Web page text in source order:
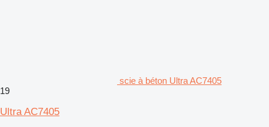
scie à béton Ultra AC7405
19
Ultra AC7405